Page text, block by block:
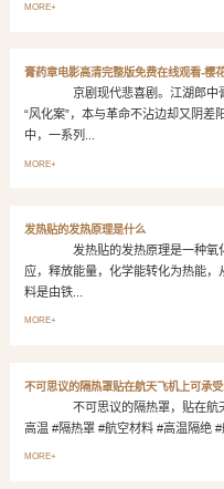
MORE+
膏药章电影高清完整版免费在线观看-樱
京剧现代悲喜剧。江湖郎中膏
“风化案”，本与革命不沾边却又阴差
中，一系列...
MORE+
发热贴的发热原理是什么
发热贴的发热原理是一种氧化
应，释放能量，化学能转化为热能
料是由铁...
MORE+
不可思议的隔热罩贴在航天飞机上可承
不可思议的隔热罩，贴在航天
高温 #隔热罩 #航空材料 #高温隔
MORE+